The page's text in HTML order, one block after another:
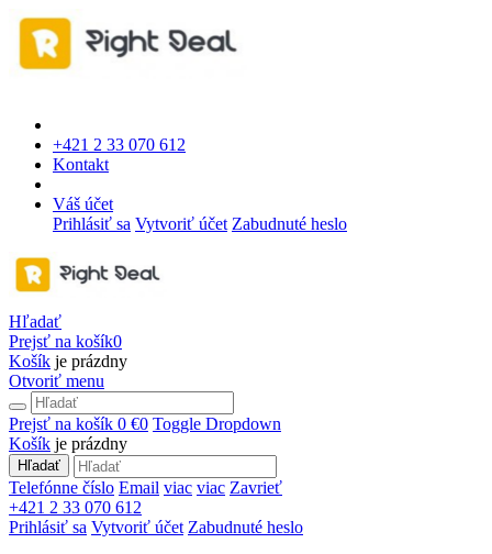
+421 2 33 070 612
Kontakt
Váš účet
Prihlásiť sa Vytvoriť účet Zabudnuté heslo
Hľadať
Prejsť na košík0
Košík je prázdny
Otvoriť menu
Prejsť na košík 0 €0 Toggle Dropdown
Košík je prázdny
Hľadať
Telefónne číslo Email viac viac Zavrieť
+421 2 33 070 612
Prihlásiť sa Vytvoriť účet Zabudnuté heslo